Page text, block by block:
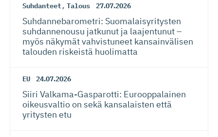
Suhdanteet, Talous 27.07.2026
Suhdanneba­ro­metri: Suomalaisy­ri­tysten
suhdannenousu jatkunut ja laajentunut –
myös näkymät vahvistuneet kansainvälisen
talouden riskeistä huolimatta
EU 24.07.2026
Siiri Valkama-Gas­pa­rotti: Eurooppalainen
oikeusvaltio on sekä kansalaisten että
yritysten etu